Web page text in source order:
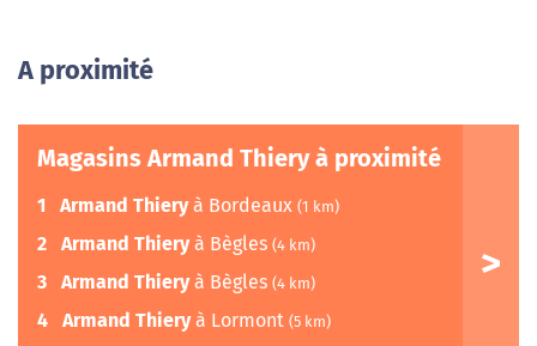
A proximité
Magasins Armand Thiery à proximité
1 Armand Thieryà Bordeaux (1 km)
2 Armand Thieryà Bègles (4 km)
3 Armand Thieryà Bègles (4 km)
4 Armand Thieryà Lormont (5 km)